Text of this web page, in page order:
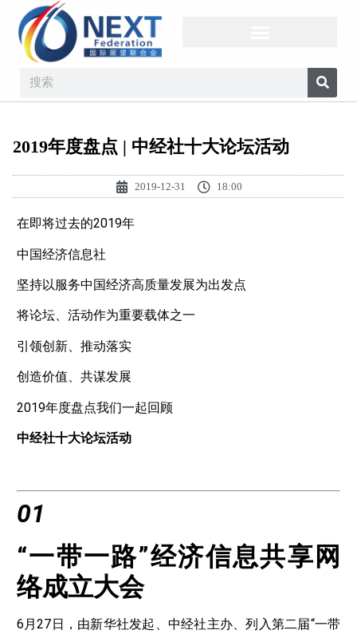
2019年度盘点 | 中经社十大论坛活动
2019-12-31 18:00
在即将过去的2019年
中国经济信息社
坚持以服务中国经济高质量发展为出发点
将论坛、活动作为重要载体之一
引领创新、推动落实
创造价值、共谋发展
2019年度盘点我们一起回顾
中经社十大论坛活动
01
“一带一路”经济信息共享网
络成立大会
6月27日，由新华社发起、中经社主办、列入第二届“一带